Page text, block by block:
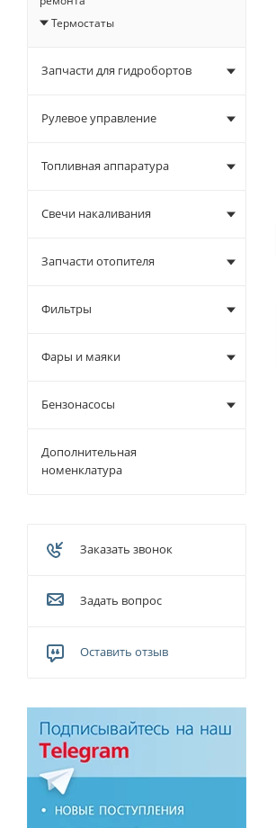
Термостаты
Запчасти для гидробортов
Рулевое управление
Топливная аппаратура
Свечи накаливания
Запчасти отопителя
Фильтры
Фары и маяки
Бензонасосы
Дополнительная
номенклатура
Заказать звонок
Задать вопрос
Оставить отзыв